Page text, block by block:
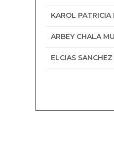
KAROL PATRICIA
ARBEY CHALA
ELCIAS